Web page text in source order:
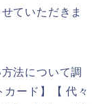
ていただきま
法について調
ード】【 代々